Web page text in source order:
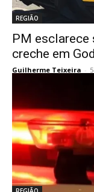
REGIÃO
PM esclarece
creche em
Guilherme Teixeira -